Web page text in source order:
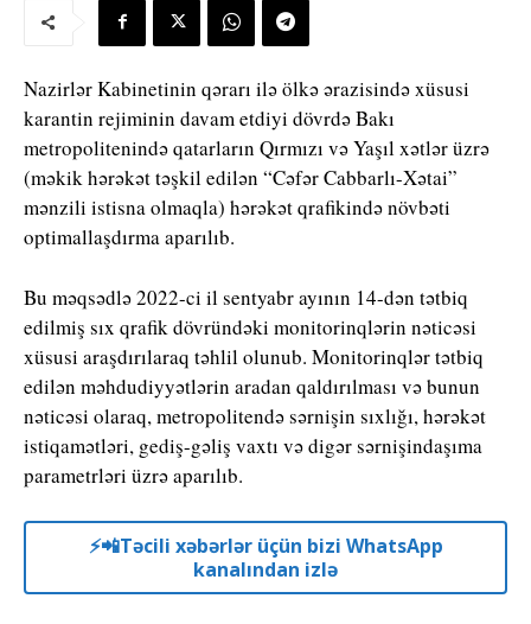
Nazirlər Kabinetinin qərarı ilə ölkə ərazisində xüsusi
karantin rejiminin davam etdiyi dövrdə Bakı
metropolitenində qatarların Qırmızı və Yaşıl xətlər üzrə
(məkik hərəkət təşkil edilən “Cəfər Cabbarlı-Xətai”
mənzili istisna olmaqla) hərəkət qrafikində növbəti
optimallaşdırma aparılıb.
Bu məqsədlə 2022-ci il sentyabr ayının 14-dən tətbiq
edilmiş sıx qrafik dövründəki monitorinqlərin nəticəsi
xüsusi araşdırılaraq təhlil olunub. Monitorinqlər tətbiq
edilən məhdudiyyətlərin aradan qaldırılması və bunun
nəticəsi olaraq, metropolitendə sərnişin sıxlığı, hərəkət
istiqamətləri, gediş-gəliş vaxtı və digər sərnişindaşıma
parametrləri üzrə aparılıb.
⚡️📲Təcili xəbərlər üçün bizi WhatsApp
kanalından izlə